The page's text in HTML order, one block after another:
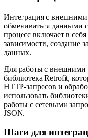
Интеграция с
обмениваться данными
процесс включает в
зависимости, создание
данных.
Для работы с внешними
библиотека Retrofit,
HTTP-запросов и
использовать
работы с сетевыми
JSON.
Шаги для